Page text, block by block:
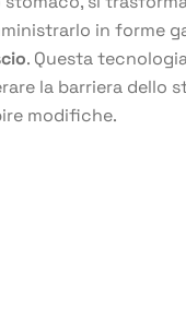
in forme
. Questa
la barriera dello
modifiche.